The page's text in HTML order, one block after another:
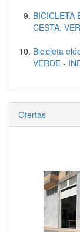
BICICLETA
CESTA,
Bicicleta
VERDE -
Ofertas